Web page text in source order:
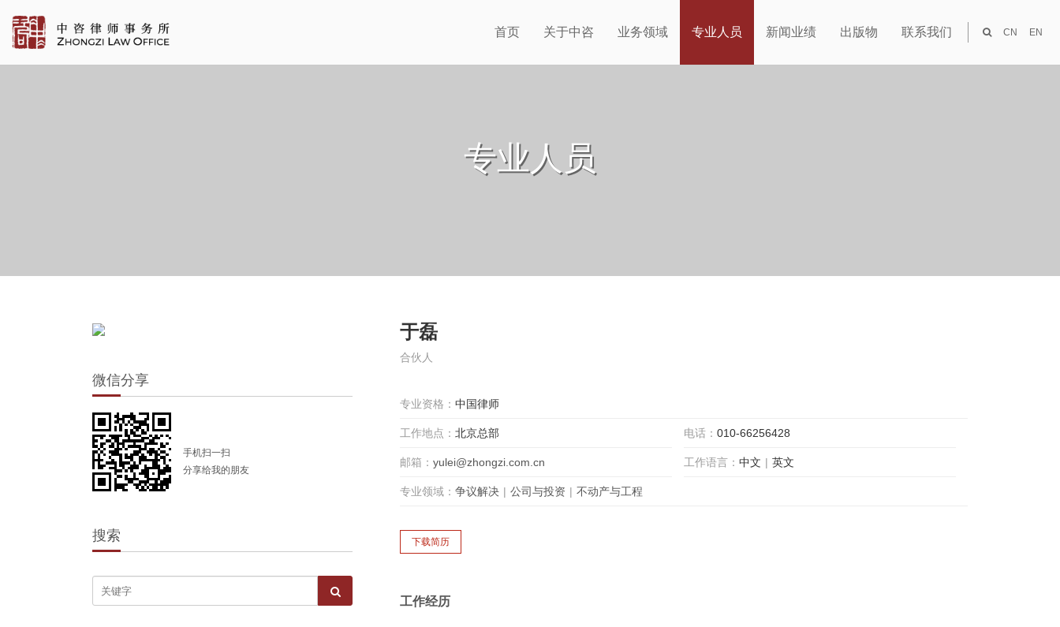
首页 关于中咨 业务领域 专业人员 新闻业绩 出版物 联系我们 CN EN
专业人员
于磊
合伙人
专业资格： 中国律师
工作地点： 北京总部 电话： 010-66256428
邮箱： yulei@zhongzi.com.cn 工作语言： 中文 | 英文
专业领域： 争议解决 | 公司与投资 | 不动产与工程
工作经历
微信分享
手机扫一扫
分享给我的朋友
搜索